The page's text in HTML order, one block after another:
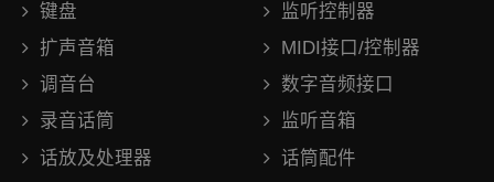
键盘
监听控制器
扩声音箱
MIDI接口/控制器
调音台
数字音频接口
录音话筒
监听音箱
话放及处理器
话筒配件